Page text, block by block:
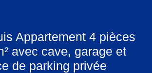
Appartement 4 pièces
avec cave, garage et
de parking privée